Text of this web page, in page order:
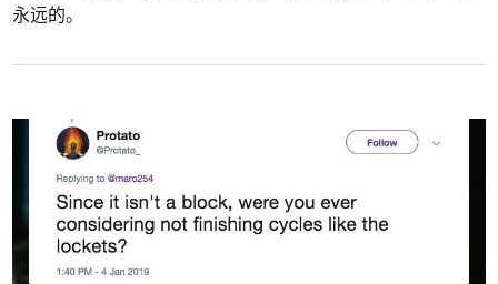
永远的。